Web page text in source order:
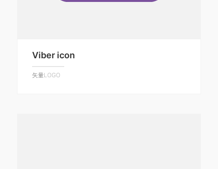
Viber icon
矢量LOGO